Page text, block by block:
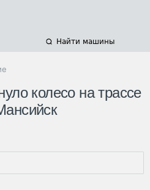
Найти машины
колесо на трассе